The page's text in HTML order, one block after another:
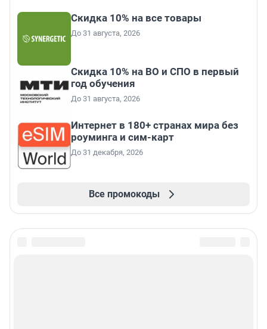
Скидка 10% на все товары
До 31 августа, 2026
Скидка 10% на ВО и СПО в первый
год обучения
До 31 августа, 2026
Интернет в 180+ странах мира без
роуминга и сим-карт
До 31 декабря, 2026
Все промокоды